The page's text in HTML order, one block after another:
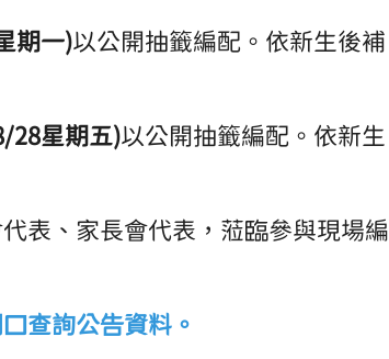
期一)以公開抽籤編配。依新生後補
28星期五)以公開抽籤編配。依新生
表、家長會代表，蒞臨參與現場編
查詢公告資料。